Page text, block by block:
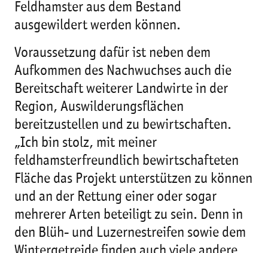
Feldhamster aus dem Bestand
ausgewildert werden können.
Voraussetzung dafür ist neben dem
Aufkommen des Nachwuchses auch die
Bereitschaft weiterer Landwirte in der
Region, Auswilderungsflächen
bereitzustellen und zu bewirtschaften.
„Ich bin stolz, mit meiner
feldhamsterfreundlich bewirtschafteten
Fläche das Projekt unterstützen zu können
und an der Rettung einer oder sogar
mehrerer Arten beteiligt zu sein. Denn in
den Blüh- und Luzernestreifen sowie dem